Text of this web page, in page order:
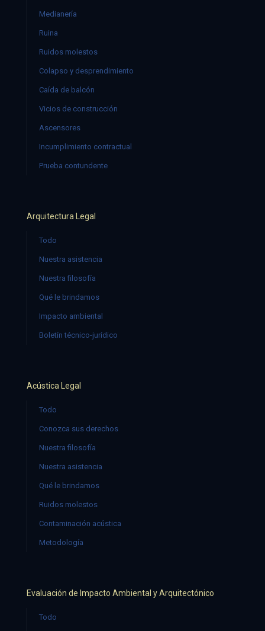
Medianería
Ruina
Ruidos molestos
Colapso y desprendimiento
Caída de balcón
Vicios de construcción
Ascensores
Incumplimiento contractual
Prueba contundente
Arquitectura Legal
Todo
Nuestra asistencia
Nuestra filosofía
Qué le brindamos
Impacto ambiental
Boletín técnico-jurídico
Acústica Legal
Todo
Conozca sus derechos
Nuestra filosofía
Nuestra asistencia
Qué le brindamos
Ruidos molestos
Contaminación acústica
Metodología
Evaluación de Impacto Ambiental y Arquitectónico
Todo